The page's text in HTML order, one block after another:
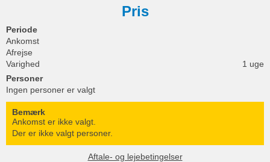
Pris
Periode
Ankomst
Afrejse
Varighed
1 uge
Personer
Ingen personer er valgt
Bemærk
Ankomst er ikke valgt.
Der er ikke valgt personer.
Aftale- og lejebetingelser